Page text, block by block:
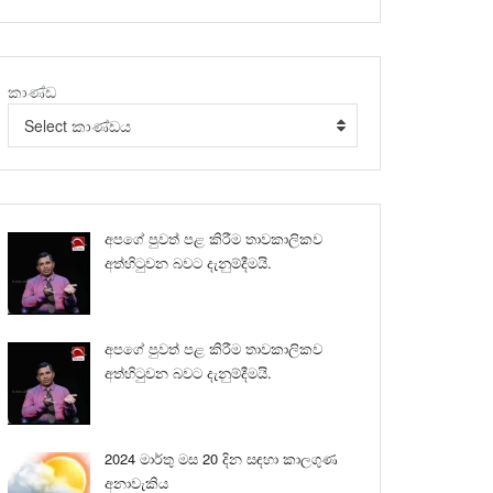
කාණ්ඩ
Select කාණ්ඩය
අපගේ පුවත් පළ කිරීම තාවකාලිකව
අත්හිටුවන බවට දැනුම්දීමයි.
අපගේ පුවත් පළ කිරීම තාවකාලිකව
අත්හිටුවන බවට දැනුම්දීමයි.
2024 මාර්තු මස 20 දින සඳහා කාලගුණ
අනාවැකිය